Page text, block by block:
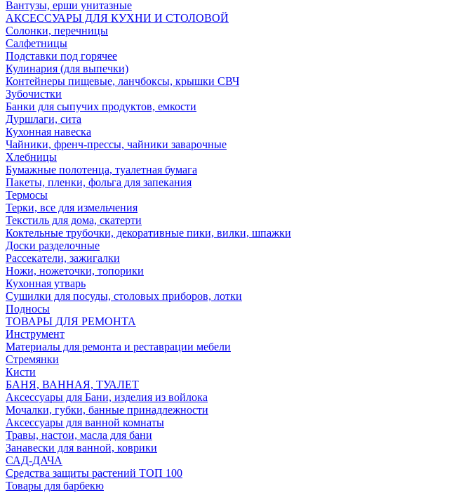
Вантузы, ерши унитазные
АКСЕССУАРЫ ДЛЯ КУХНИ И СТОЛОВОЙ
Солонки, перечницы
Салфетницы
Подставки под горячее
Кулинария (для выпечки)
Контейнеры пищевые, ланчбоксы, крышки СВЧ
Зубочистки
Банки для сыпучих продуктов, емкости
Дуршлаги, сита
Кухонная навеска
Чайники, френч-прессы, чайники заварочные
Хлебницы
Бумажные полотенца, туалетная бумага
Пакеты, пленки, фольга для запекания
Термосы
Терки, все для измельчения
Текстиль для дома, скатерти
Коктельные трубочки, декоративные пики, вилки, шпажки
Доски разделочные
Рассекатели, зажигалки
Ножи, ножеточки, топорики
Кухонная утварь
Сушилки для посуды, столовых приборов, лотки
Подносы
ТОВАРЫ ДЛЯ РЕМОНТА
Инструмент
Материалы для ремонта и реставрации мебели
Стремянки
Кисти
БАНЯ, ВАННАЯ, ТУАЛЕТ
Аксессуары для Бани, изделия из войлока
Мочалки, губки, банные принадлежности
Аксессуары для ванной комнаты
Травы, настои, масла для бани
Занавески для ванной, коврики
САД-ДАЧА
Средства защиты растений ТОП 100
Товары для барбекю